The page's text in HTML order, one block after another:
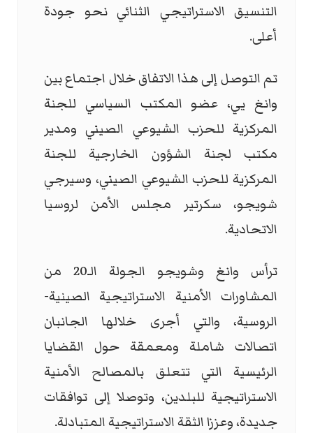
التنسيق الاستراتيجي الثنائي نحو جودة
أعلى.
تم التوصل إلى هذا الاتفاق خلال اجتماع بين
وانغ يي، عضو المكتب السياسي للجنة
المركزية للحزب الشيوعي الصيني ومدير
مكتب لجنة الشؤون الخارجية للجنة
المركزية للحزب الشيوعي الصيني، وسيرجي
شويجو، سكرتير مجلس الأمن لروسيا
الاتحادية.
ترأس وانغ وشويجو الجولة الـ20 من
المشاورات الأمنية الاستراتيجية الصينية-
الروسية، والتي أجرى خلالها الجانبان
اتصالات شاملة ومعمقة حول القضايا
الرئيسية التي تتعلق بالمصالح الأمنية
الاستراتيجية للبلدين، وتوصلا إلى توافقات
جديدة، وعززا الثقة الاستراتيجية المتبادلة.